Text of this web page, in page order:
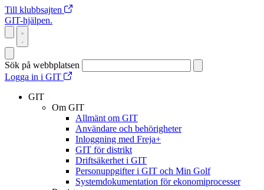
Till klubbsajten
GIT-hjälpen.
Sök på webbplatsen
Logga in i GIT
GIT
Om GIT
Allmänt om GIT
Användare och behörigheter
Inloggning med Freja+
GIT för distrikt
Driftsäkerhet i GIT
Personuppgifter i GIT och Min Golf
Systemdokumentation för ekonomiprocesser